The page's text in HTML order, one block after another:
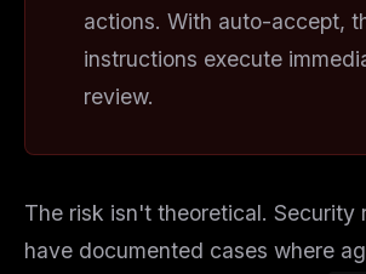
actions. With auto-accept,
instructions execute
review.
The risk isn't theoretical. Security
have documented cases where